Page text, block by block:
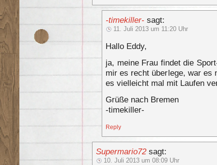
-timekiller- sagt:
11. Juli 2013 um 11:20 Uhr
Hallo Eddy,
ja, meine Frau findet die
mir es recht überlege, war es
es vielleicht mal mit Laufen
Grüße nach Bremen
-timekiller-
Reply
Supermario72 sagt:
10. Juli 2013 um 08:09 Uhr